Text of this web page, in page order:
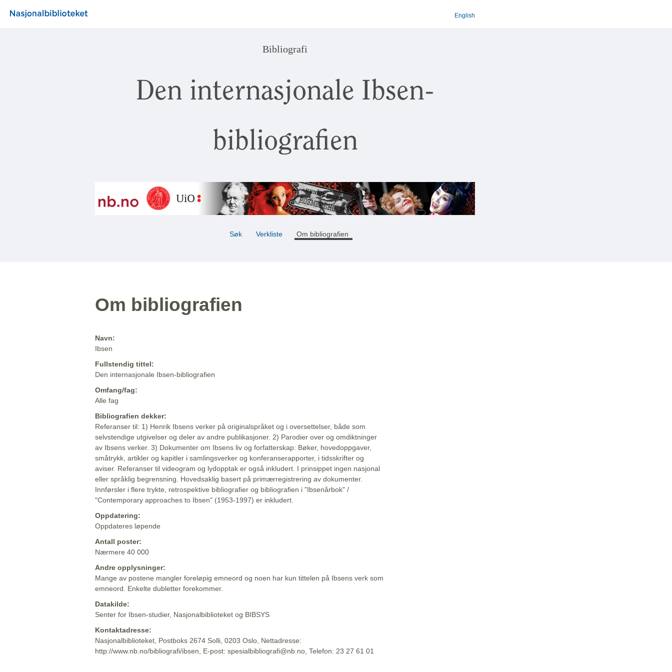
English
Bibliografi
Den internasjonale Ibsen-
bibliografien
Søk Verkliste Om bibliografien
Om bibliografien
Navn:
Ibsen
Fullstendig tittel:
Den internasjonale Ibsen-bibliografien
Omfang/fag:
Alle fag
Bibliografien dekker:
Referanser til: 1) Henrik Ibsens verker på originalspråket og i oversettelser, både som
selvstendige utgivelser og deler av andre publikasjoner. 2) Parodier over og omdiktninger
av Ibsens verker. 3) Dokumenter om Ibsens liv og forfatterskap: Bøker, hovedoppgaver,
småtrykk, artikler og kapitler i samlingsverker og konferanserapporter, i tidsskrifter og
aviser. Referanser til videogram og lydopptak er også inkludert. I prinsippet ingen nasjonal
eller språklig begrensning. Hovedsaklig basert på primærregistrering av dokumenter.
Innførsler i flere trykte, retrospektive bibliografier og bibliografien i "Ibsenårbok" /
"Contemporary approaches to Ibsen" (1953-1997) er inkludert.
Oppdatering:
Oppdateres løpende
Antall poster:
Nærmere 40 000
Andre opplysninger:
Mange av postene mangler foreløpig emneord og noen har kun tittelen på Ibsens verk som
emneord. Enkelte dubletter forekommer.
Datakilde:
Senter for Ibsen-studier, Nasjonalbiblioteket og BIBSYS
Kontaktadresse:
Nasjonalbiblioteket, Postboks 2674 Solli, 0203 Oslo, Nettadresse:
http://www.nb.no/bibliografi/ibsen, E-post: spesialbibliografi@nb.no, Telefon: 23 27 61 01